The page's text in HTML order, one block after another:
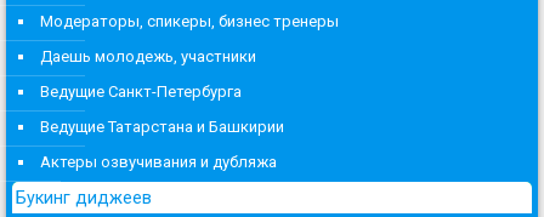
Модераторы, спикеры, бизнес тренеры
Даешь молодежь, участники
Ведущие Санкт-Петербурга
Ведущие Татарстана и Башкирии
Актеры озвучивания и дубляжа
Букинг диджеев